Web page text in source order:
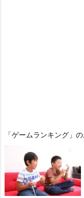
「ゲームランキング」